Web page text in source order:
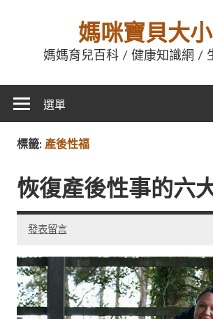
媽咪寶貝大
媽媽育兒百科 / 健康知識網 /
選單
標籤: 產後性福
恢復產後性事的六
發表留言